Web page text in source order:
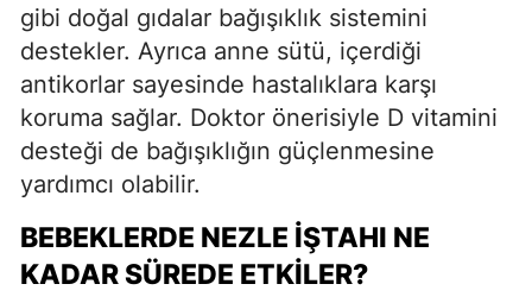
gibi doğal gıdalar bağışıklık sistemini
destekler. Ayrıca anne sütü, içerdiği
antikorlar sayesinde hastalıklara karşı
koruma sağlar. Doktor önerisiyle D vitamini
desteği de bağışıklığın güçlenmesine
yardımcı olabilir.
BEBEKLERDE NEZLE İŞTAHI NE
KADAR SÜREDE ETKILER?